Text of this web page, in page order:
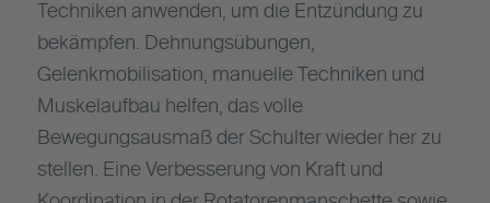
Techniken anwenden, um die Entzündung zu
bekämpfen. Dehnungsübungen,
Gelenkmobilisation, manuelle Techniken und
Muskelaufbau helfen, das volle
Bewegungsausmaß der Schulter wieder her zu
stellen. Eine Verbesserung von Kraft und